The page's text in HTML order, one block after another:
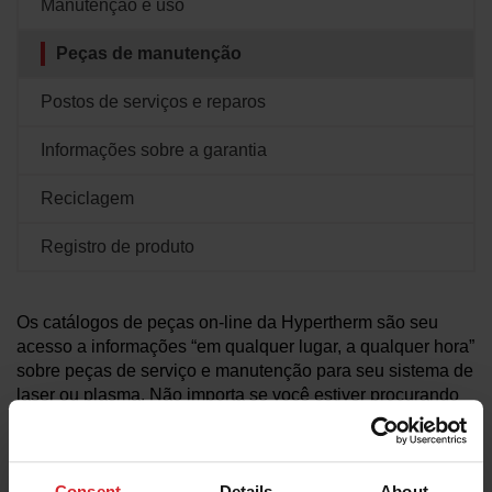
LOGIN
Esqueceu sua senha?
Recursos
Onde comprar
Manutenção e uso
Peças de manutenção
Postos de serviços e reparos
Informações sobre a garantia
Reciclagem
Registro de produto
Os catálogos de peças on-line da Hypertherm são seu
acesso a informações “em qualquer lugar, a qualquer hora”
sobre peças de serviço e manutenção para seu sistema de
laser ou plasma. Não importa se você estiver procurando
códigos de produto, notas técnicas ou detalhes dos itens,